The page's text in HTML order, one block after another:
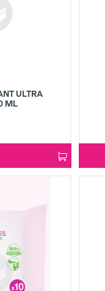
ULTRA
ML